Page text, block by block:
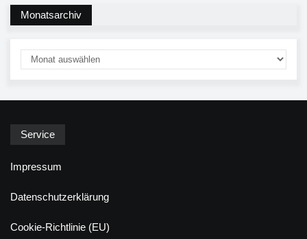
Monatsarchiv
Service
Impressum
Datenschutzerklärung
Cookie-Richtlinie (EU)